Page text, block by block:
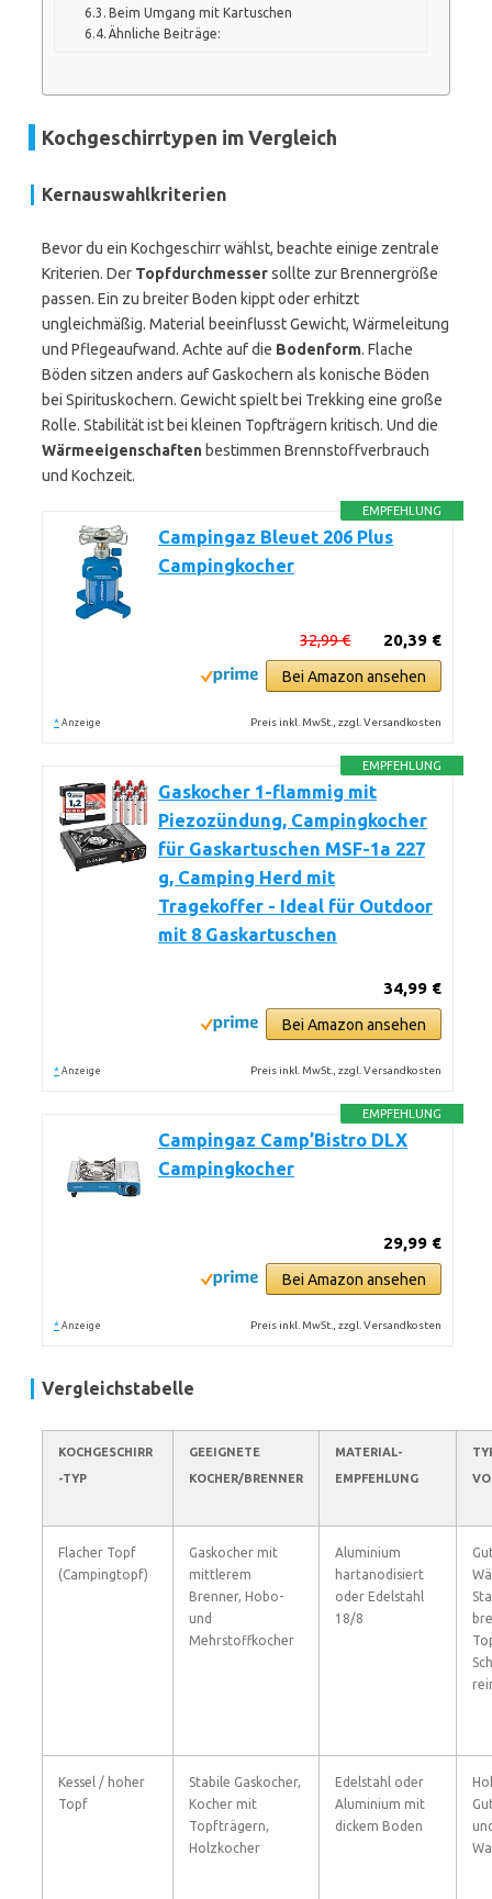
Beim Umgang mit Kartuschen
Ähnliche Beiträge:
Kochgeschirrtypen im Vergleich
Kernauswahlkriterien
Bevor du ein Kochgeschirr wählst, beachte einige zentrale
Kriterien. Der Topfdurchmessersollte zur Brennergröße
passen. Ein zu breiter Boden kippt oder erhitzt
ungleichmäßig. Material beeinflusst Gewicht, Wärmeleitung
und Pflegeaufwand. Achte auf die Bodenform. Flache
Böden sitzen anders auf Gaskochern als konische Böden
bei Spirituskochern. Gewicht spielt bei Trekking eine große
Rolle. Stabilität ist bei kleinen Topfträgern kritisch. Und die
Wärmeeigenschaften bestimmen Brennstoffverbrauch
und Kochzeit.
EMPFEHLUNG
Campingaz Bleuet 206 Plus
Campingkocher
20,39 €
32,99 €
Bei Amazon ansehen
* Anzeige Preis inkl. MwSt., zzgl. Versandkosten
EMPFEHLUNG
Gaskocher 1-flammig mit
Piezozündung, Campingkocher
für Gaskartuschen MSF-1a 227
g, Camping Herd mit
Tragekoffer - Ideal für Outdoor
mit 8 Gaskartuschen
34,99 €
Bei Amazon ansehen
* Anzeige Preis inkl. MwSt., zzgl. Versandkosten
EMPFEHLUNG
Campingaz Camp’Bistro DLX
Campingkocher
29,99 €
Bei Amazon ansehen
* Anzeige Preis inkl. MwSt., zzgl. Versandkosten
Vergleichstabelle
KOCHGESCHIRR
-TYP
GEEIGNETE
KOCHER/BRENNER
MATERIAL-
EMPFEHLUNG
Flacher Topf
(Campingtopf)
Gaskocher mit
mittlerem
Brenner, Hobo-
und
Mehrstoffkocher
Aluminium
hartanodisiert
oder Edelstahl
18/8
Kessel / hoher
Topf
Stabile Gaskocher,
Kocher mit
Topfträgern,
Holzkocher
Edelstahl oder
Aluminium mit
dickem Boden